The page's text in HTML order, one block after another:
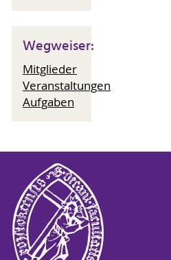
Wegweiser:
Mitglieder
Veranstaltungen
Aufgaben